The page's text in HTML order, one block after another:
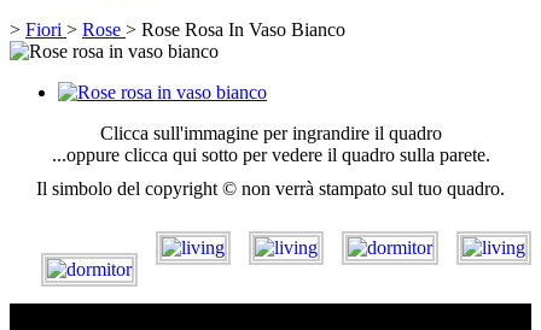
> Fiori > Rose > Rose Rosa In Vaso Bianco
Clicca sull'immagine per ingrandire il quadro
...oppure clicca qui sotto per vedere il quadro sulla parete.
Il simbolo del copyright © non verrà stampato sul tuo quadro.